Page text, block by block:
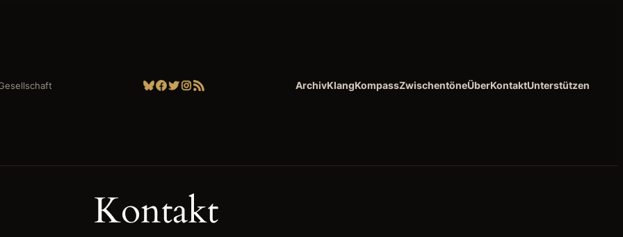
Bluesky
Facebook
Twitter
Instagram
RSS-Feed ArchivKlangKompassZwischentöneÜberKontaktUnterstützen
Kontakt